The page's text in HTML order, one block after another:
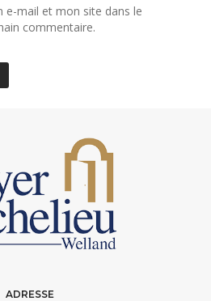
e-mail et mon site dans le
commentaire.
ADRESSE